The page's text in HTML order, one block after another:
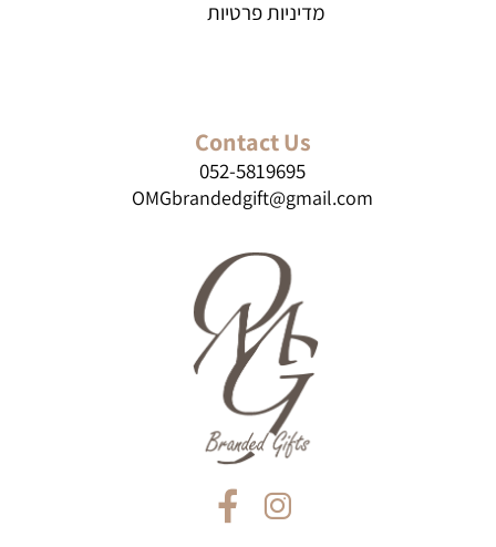
מדיניות פרטיות
Contact Us
052-5819695
OMGbrandedgift@gmail.com